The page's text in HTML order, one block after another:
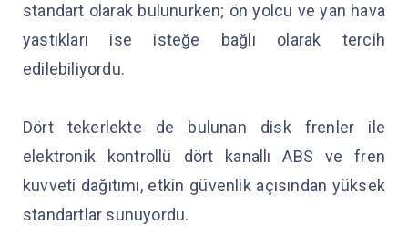
standart olarak bulunurken; ön yolcu ve yan hava
yastıkları ise isteğe bağlı olarak tercih
edilebiliyordu.
Dört tekerlekte de bulunan disk frenler ile
elektronik kontrollü dört kanallı ABS ve fren
kuvveti dağıtımı, etkin güvenlik açısından yüksek
standartlar sunuyordu.